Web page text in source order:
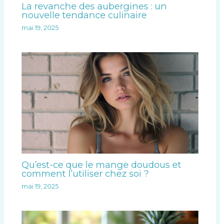
La revanche des aubergines : un
nouvelle tendance culinaire
mai 19, 2025
Qu’est-ce que le mange doudous et
comment l’utiliser chez soi ?
mai 19, 2025